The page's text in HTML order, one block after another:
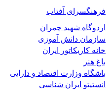
فرهنگسرای آفتاب
اردوگاه شهید چمران
سازمان دانش آموزی
خانه کاریکاتور ایران
باغ هنر
باشگاه وزارت اقتصاد و دارایی
انستیتو ایران شناسی